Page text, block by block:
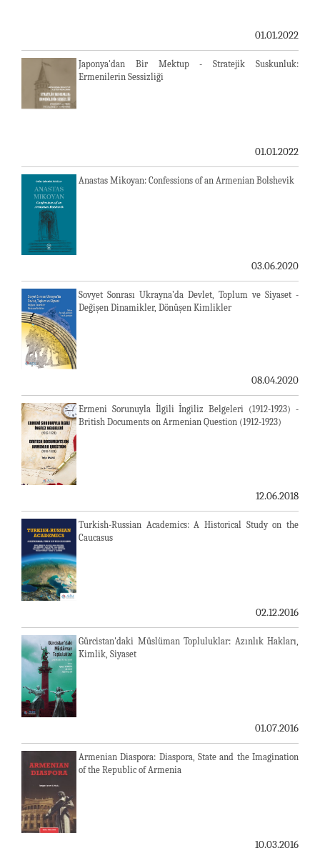
01.01.2022
Japonya'dan Bir Mektup - Stratejik Suskunluk:
Ermenilerin Sessizliği
01.01.2022
Anastas Mikoyan: Confessions of an Armenian Bolshevik
03.06.2020
Sovyet Sonrası Ukrayna’da Devlet, Toplum ve Siyaset -
Değişen Dinamikler, Dönüşen Kimlikler
08.04.2020
Ermeni Sorunuyla İlgili İngiliz Belgeleri (1912-1923) -
British Documents on Armenian Question (1912-1923)
12.06.2018
Turkish-Russian Academics: A Historical Study on the
Caucasus
02.12.2016
Gürcistan'daki Müslüman Topluluklar: Azınlık Hakları,
Kimlik, Siyaset
01.07.2016
Armenian Diaspora: Diaspora, State and the Imagination
of the Republic of Armenia
10.03.2016